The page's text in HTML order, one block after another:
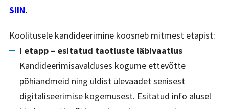
SIIN.
Koolitusele kandideerimine koosneb mitmest etapist:
I etapp – esitatud taotluste läbivaatlus
Kandideerimisavalduses kogume ettevõtte
põhiandmeid ning üldist ülevaadet senisest
digitaliseerimise kogemusest. Esitatud info alusel